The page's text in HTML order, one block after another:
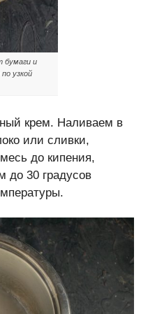
бумаги и
узкой
крем. Наливаем в
или сливки,
до кипения,
до 30 градусов